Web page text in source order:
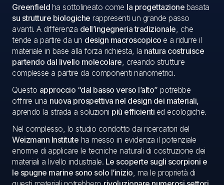
Greenfield ha sottolineato come la progettazione basata
su strutture biologiche rappresenti un grande passo
avanti. A differenza dell’ingegneria tradizionale, che
tende a partire da un design macroscopico e a ridurre il
materiale in base alla forza richiesta, la natura costruisce
partendo dal livello molecolare, creando strutture
complesse a partire da componenti nanometrici.
Questo approccio “dal basso verso l’alto” potrebbe
offrire una nuova prospettiva nel design dei materiali,
aprendo la strada a soluzioni più efficienti ed ecologiche.
Nel complesso, lo studio condotto dai ricercatori del
Weizmann Institute ha messo in evidenza il potenziale
enorme di applicare le tecniche naturali di costruzione dei
materiali a livello industriale. Le scoperte sugli scorpioni e
le spugne marine sono solo l’inizio, ma le proprietà di